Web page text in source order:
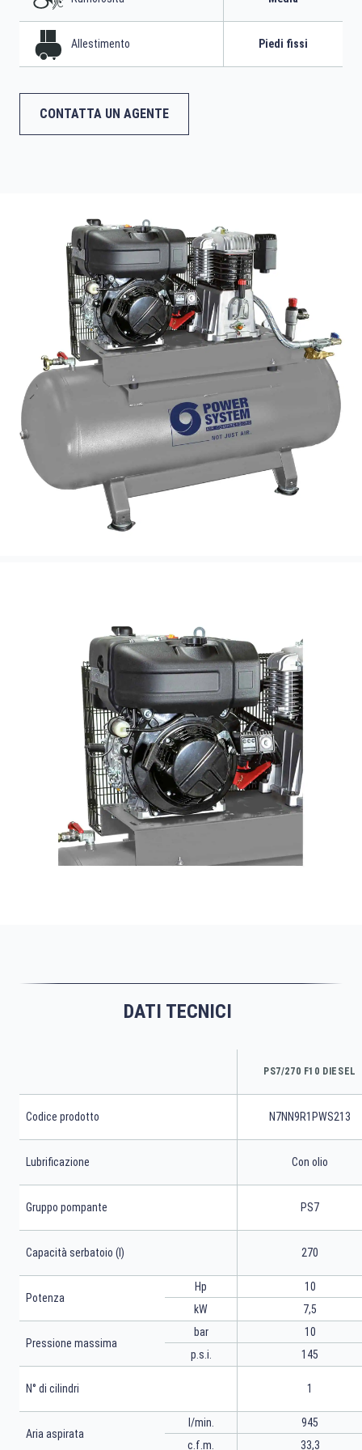
Allestimento Piedi fissi
CONTATTA UN AGENTE
DATI TECNICI
PS7/270 F10 DIESEL
Codice prodotto N7NN9R1PWS213
Lubrificazione Con olio
Gruppo pompante PS7
Capacità serbatoio (l) 270
Potenza
Hp
kW
10
7,5
Pressione massima
bar
p.s.i.
10
145
N° di cilindri 1
Aria aspirata
l/min.
c.f.m.
945
33,3